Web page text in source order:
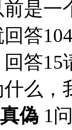
是一
答
答
么，
偽 1